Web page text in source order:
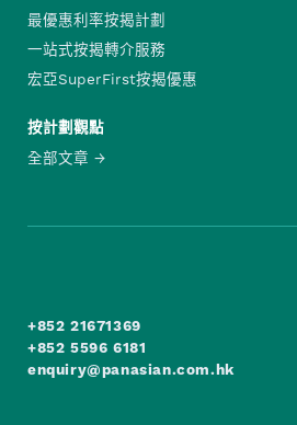
最優惠利率按揭計劃
一站式按揭轉介服務
宏亞SuperFirst按揭優惠
按計劃觀點
全部文章
+852 21671369
+852 5596 6181
enquiry@panasian.com.hk